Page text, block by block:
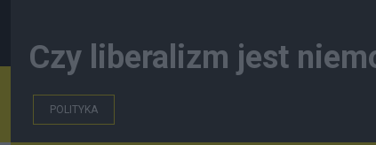
Czy liberalizm jest
POLITYKA